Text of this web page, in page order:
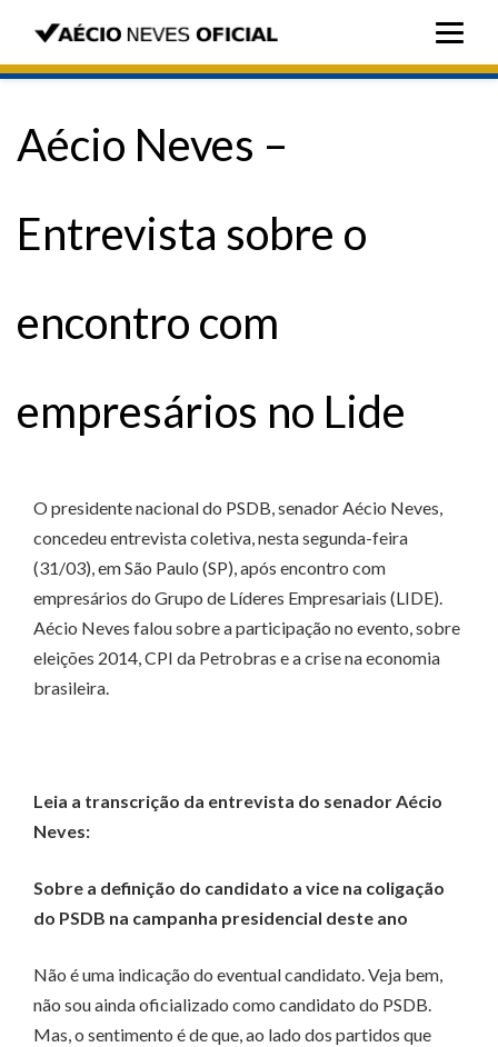
Aécio Neves –
Entrevista sobre o
encontro com
empresários no Lide
O presidente nacional do PSDB, senador Aécio Neves,
concedeu entrevista coletiva, nesta segunda-feira
(31/03), em São Paulo (SP), após encontro com
empresários do Grupo de Líderes Empresariais (LIDE).
Aécio Neves falou sobre a participação no evento, sobre
eleições 2014, CPI da Petrobras e a crise na economia
brasileira.
Leia a transcrição da entrevista do senador Aécio
Neves:
Sobre a definição do candidato a vice na coligação
do PSDB na campanha presidencial deste ano
Não é uma indicação do eventual candidato. Veja bem,
não sou ainda oficializado como candidato do PSDB.
Mas, o sentimento é de que, ao lado dos partidos que